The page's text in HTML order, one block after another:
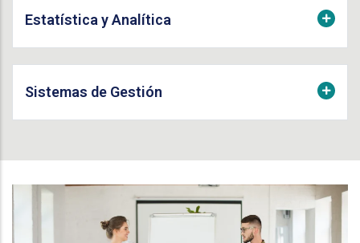
Estatística y Analítica
Sistemas de Gestión